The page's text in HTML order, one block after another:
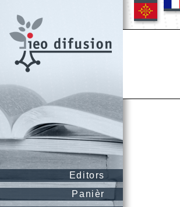
Editors
Panièr